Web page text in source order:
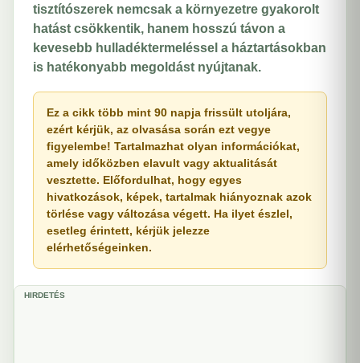
tisztítószerek nemcsak a környezetre gyakorolt
hatást csökkentik, hanem hosszú távon a
kevesebb hulladéktermeléssel a háztartásokban
is hatékonyabb megoldást nyújtanak.
Ez a cikk több mint 90 napja frissült utoljára,
ezért kérjük, az olvasása során ezt vegye
figyelembe! Tartalmazhat olyan információkat,
amely időközben elavult vagy aktualitását
vesztette. Előfordulhat, hogy egyes
hivatkozások, képek, tartalmak hiányoznak azok
törlése vagy változása végett. Ha ilyet észlel,
esetleg érintett, kérjük jelezze
elérhetőségeinken.
HIRDETÉS